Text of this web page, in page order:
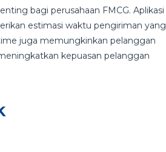
bagi perusahaan FMCG. Aplikasi
estimasi waktu pengiriman yang
juga memungkinkan pelanggan
kepuasan pelanggan